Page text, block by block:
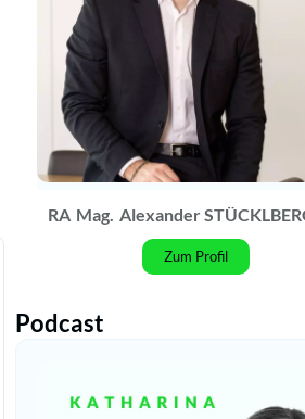
RA Mag. Alexander
Zum Profil
Podcast